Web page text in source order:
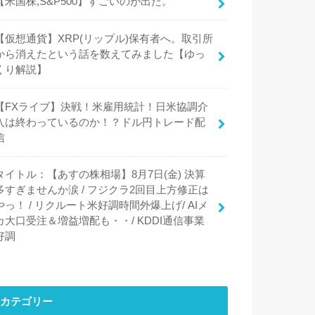
仮想通貨】XRP(リップル)保有者へ。取引所
ら消えたという話を数えてみました【ゆっ
り解説】
FXライブ】決戦！米雇用統計！日米協調介
は終わっているのか！？ドル円トレード配
イトル：【あすの株相場】8月7日(金) 決算
すぎませんか涙 / フジクラ2回目上方修正は
っ！ / リクルート米好調時間外爆上げ/ AIメ
大口受注＆増益増配も・・/ KDDI通信事業
調
カテゴリー